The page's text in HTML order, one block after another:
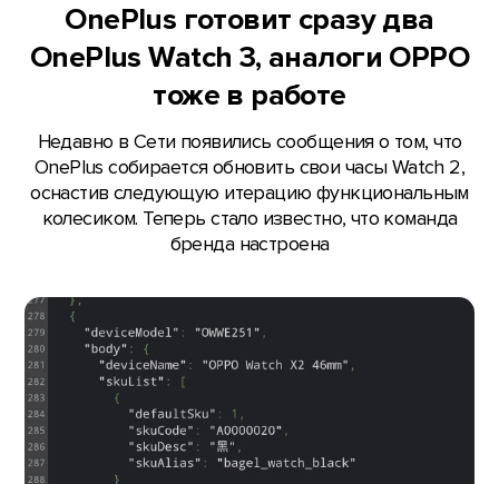
OnePlus готовит сразу два
OnePlus Watch 3, аналоги OPPO
тоже в работе
Недавно в Сети появились сообщения о том, что
OnePlus собирается обновить свои часы Watch 2,
оснастив следующую итерацию функциональным
колесиком. Теперь стало известно, что команда
бренда настроена